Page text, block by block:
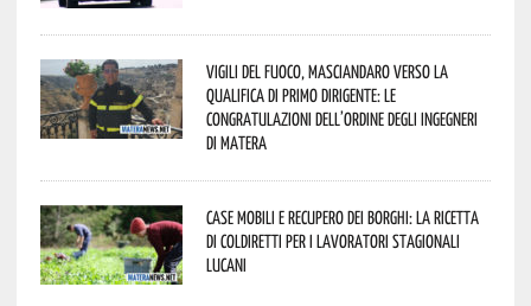
Vigili del Fuoco, Masciandaro verso la
qualifica di Primo Dirigente: le
congratulazioni dell’Ordine degli Ingegneri
di Matera
Case mobili e recupero dei borghi: la ricetta
di Coldiretti per i lavoratori stagionali
lucani